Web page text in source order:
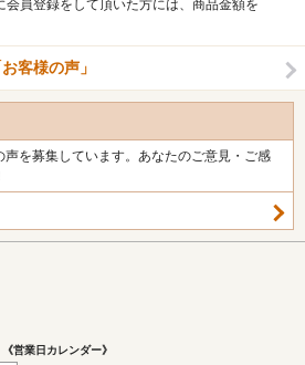
員登録をして頂いた方には、商品金額を
客様の声」
を募集しています。あなたのご意見・ご感
《営業日カレンダー》